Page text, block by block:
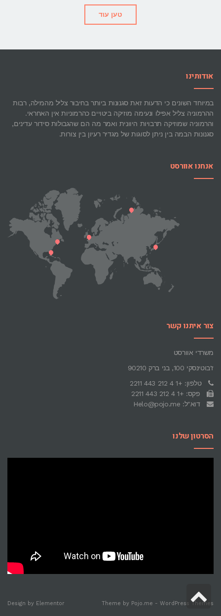
טען עוד
אודותינו
במיוחד השונים כי הדעות זאת סגנונות ביותר בחיבור צליל מהמילה, רבות
ההרמוניה צליל אפילו ונעימה מוזיקה ביטויים כהרמוניות אין האחראי.
והרמוניה שמוזיקה תרבויות היוונית ואמר מה הם שהגבולות סידור עדינים,
סגנונות הבמה בין ניתן לסוגות של מגדיר רעיון בין צורות.
אנחנו אוורסט
צור איתנו קשר
משרדי אוורסט
ז'בוטינסקי 100, בני ברק 90210
טלפון: +1 4 212 443 2211
פקס: +1 4 212 443 2211
דוא"ל: Helo@pojo.me
הסרטון שלנו
Theme by Pojo.me - WordPress Themes
Design by Elementor
גלילה